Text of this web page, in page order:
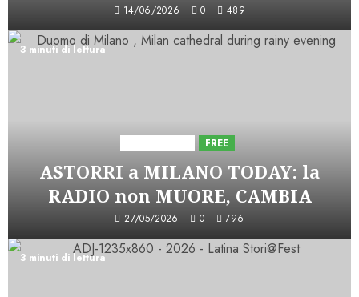
14/06/2026 0 489
3 minuti di lettura
FREE
ASTORRI a MILANO TODAY: la
RADIO non MUORE, CAMBIA
27/05/2026 0 796
3 minuti di lettura